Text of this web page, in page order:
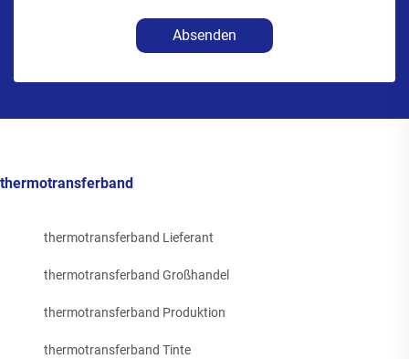
Absenden
thermotransferband
thermotransferband Lieferant
thermotransferband Großhandel
thermotransferband Produktion
thermotransferband Tinte